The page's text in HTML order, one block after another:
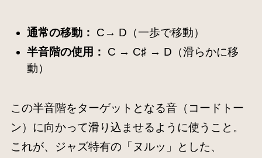
通常の移動：
C→ D（一歩で移動）
半音階の使用：
C → C♯ → D（滑らかに移
動）
この半音階をターゲットとなる音（コードトー
ン）に向かって滑り込ませるように使うこと。
これが、ジャズ特有の「ヌルッ」とした、